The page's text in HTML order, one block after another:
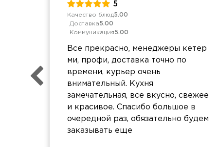
5
Качество блюд5.00
Доставка5.00
Коммуникация5.00
Все прекрасно, менеджеры кетер
ми, профи, доставка точно по
времени, курьер очень
внимательный. Кухня
замечательная, все вкусно, свежее
и красивое. Спасибо большое в
очередной раз, обязательно будем
заказывать еще